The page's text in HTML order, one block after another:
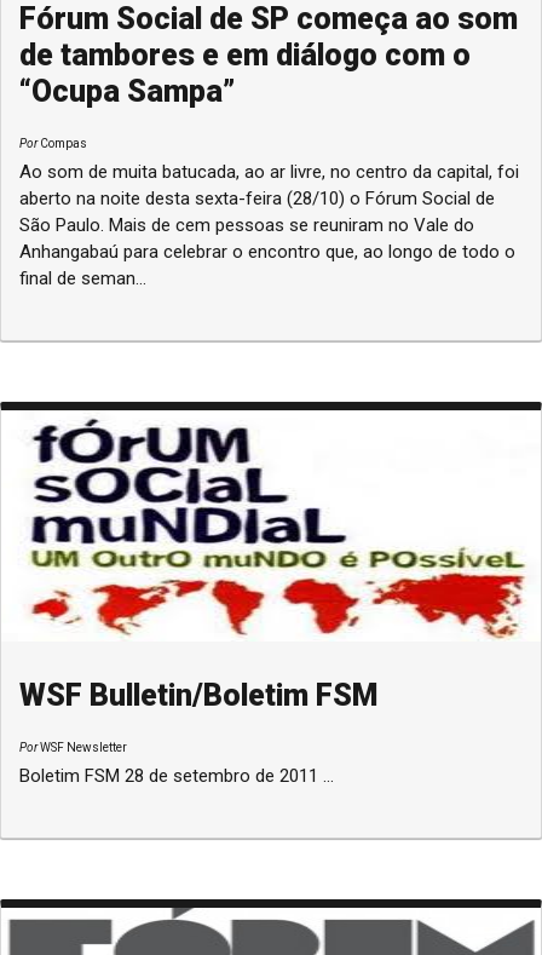
Fórum Social de SP começa ao som
de tambores e em diálogo com o
“Ocupa Sampa”
PorCompas
Ao som de muita batucada, ao ar livre, no centro da capital, foi
aberto na noite desta sexta-feira (28/10) o Fórum Social de
São Paulo. Mais de cem pessoas se reuniram no Vale do
Anhangabaú para celebrar o encontro que, ao longo de todo o
final de seman...
WSF Bulletin/Boletim FSM
PorWSF Newsletter
Boletim FSM 28 de setembro de 2011 ...